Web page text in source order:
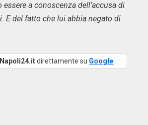
a conoscenza dell’accusa di
E del fatto che lui abbia negato di
direttamente su Google